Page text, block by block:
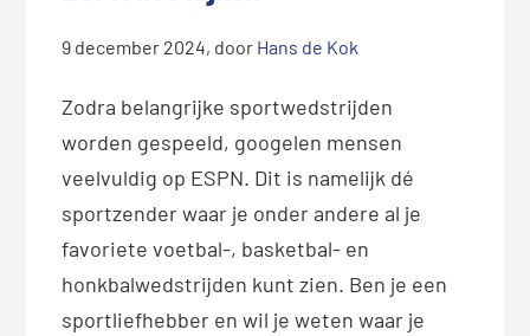
9 december 2024, door Hans de Kok
Zodra belangrijke sportwedstrijden
worden gespeeld, googelen mensen
veelvuldig op ESPN. Dit is namelijk dé
sportzender waar je onder andere al je
favoriete voetbal-, basketbal- en
honkbalwedstrijden kunt zien. Ben je een
sportliefhebber en wil je weten waar je